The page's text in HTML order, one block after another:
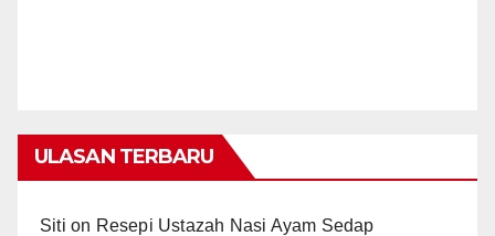
ULASAN TERBARU
Siti on Resepi Ustazah Nasi Ayam Sedap